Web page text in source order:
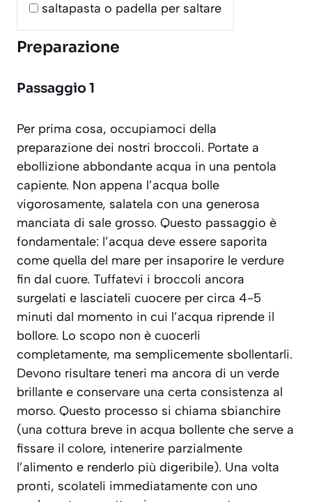
saltapasta o padella per saltare
Preparazione
Passaggio 1
Per prima cosa, occupiamoci della
preparazione dei nostri broccoli. Portate a
ebollizione abbondante acqua in una pentola
capiente. Non appena l’acqua bolle
vigorosamente, salatela con una generosa
manciata di sale grosso. Questo passaggio è
fondamentale: l’acqua deve essere saporita
come quella del mare per insaporire le verdure
fin dal cuore. Tuffatevi i broccoli ancora
surgelati e lasciateli cuocere per circa 4-5
minuti dal momento in cui l’acqua riprende il
bollore. Lo scopo non è cuocerli
completamente, ma semplicemente sbollentarli.
Devono risultare teneri ma ancora di un verde
brillante e conservare una certa consistenza al
morso. Questo processo si chiama sbianchire
(una cottura breve in acqua bollente che serve a
fissare il colore, intenerire parzialmente
l’alimento e renderlo più digeribile). Una volta
pronti, scolateli immediatamente con uno